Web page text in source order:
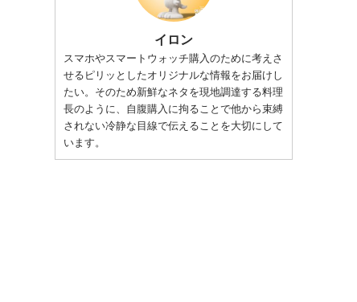
イロン
スマホやスマートウォッチ購入のために考えさ
せるピリッとしたオリジナルな情報をお届けし
たい。そのため新鮮なネタを現地調達する料理
長のように、自腹購入に拘ることで他から束縛
されない冷静な目線で伝えることを大切にして
います。